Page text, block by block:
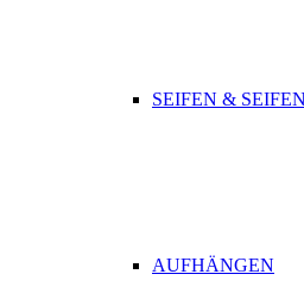
SEIFEN &
AUFHÄNGEN